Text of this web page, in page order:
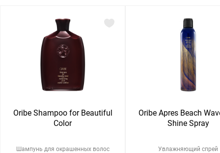
Oribe Shampoo for Beautiful
Color
Шампунь для окрашенных волос
Oribe Apres Beach
Shine Spray
Увлажняющий спрей